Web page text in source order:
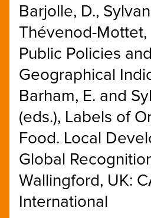
Barjolle, D.,
Thévenod-Mottet,
Public Policies and
Geographical
Barham, E. and
(eds.), Labels of
Food. Local
Global
Wallingford, UK:
International